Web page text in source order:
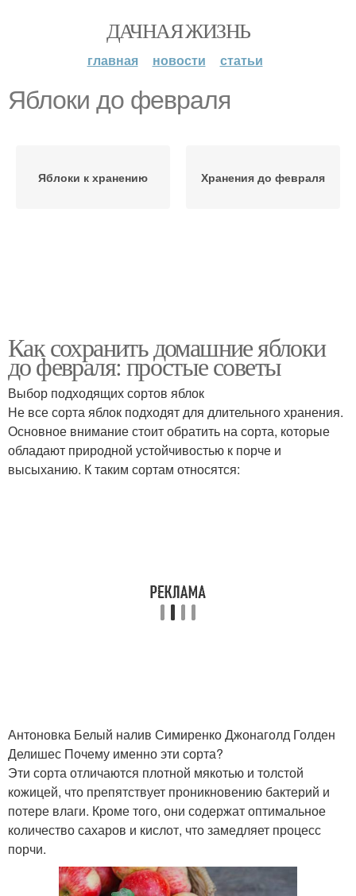
ДАЧНАЯ ЖИЗНЬ
главная новости статьи
Яблоки до февраля
Яблоки к хранению Хранения до февраля
Как сохранить домашние яблоки
до февраля: простые советы
Выбор подходящих сортов яблок
Не все сорта яблок подходят для длительного хранения.
Основное внимание стоит обратить на сорта, которые
обладают природной устойчивостью к порче и
высыханию. К таким сортам относятся:
Антоновка Белый налив Симиренко Джонаголд Голден
Делишес Почему именно эти сорта?
Эти сорта отличаются плотной мякотью и толстой
кожицей, что препятствует проникновению бактерий и
потере влаги. Кроме того, они содержат оптимальное
количество сахаров и кислот, что замедляет процесс
порчи.